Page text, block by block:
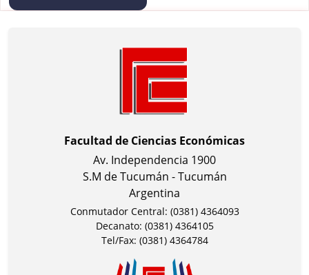
Facultad de Ciencias Económicas
Av. Independencia 1900
S.M de Tucumán - Tucumán
Argentina
Conmutador Central: (0381) 4364093
Decanato: (0381) 4364105
Tel/Fax: (0381) 4364784